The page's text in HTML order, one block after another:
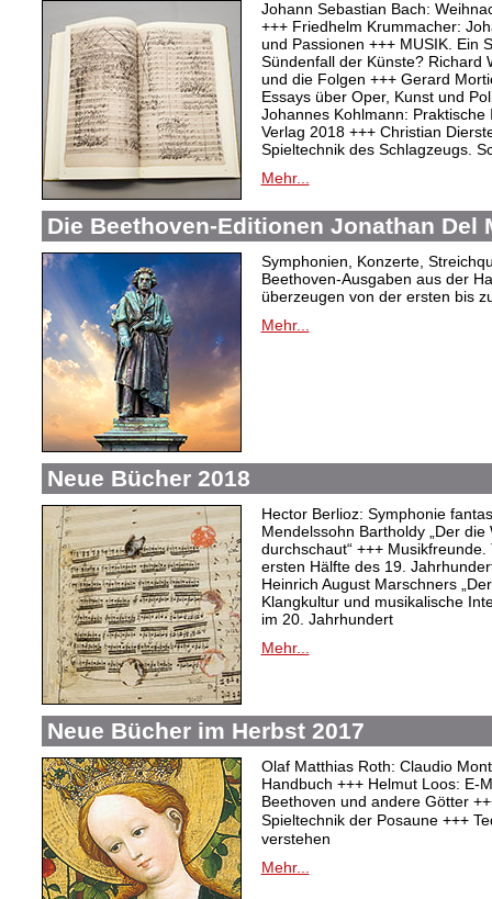
Johann Sebastian Bach:
+++ Friedhelm Krummacher:
und Passionen +++ MUSIK. Ein
Sündenfall der Künste? Richard
und die Folgen +++ Gerard
Essays über Oper, Kunst und
Johannes Kohlmann:
Verlag 2018 +++ Christian
Spieltechnik des Schlagzeugs.
Mehr...
Die Beethoven-Editionen Jonathan Del
Symphonien, Konzerte,
Beethoven-Ausgaben aus der
überzeugen von der ersten bis
Mehr...
Neue Bücher 2018
Hector Berlioz: Symphonie
Mendelssohn Bartholdy „Der
durchschaut“ +++
ersten Hälfte des 19.
Heinrich August Marschners
Klangkultur und musikalische
im 20. Jahrhundert
Mehr...
Neue Bücher im Herbst 2017
Olaf Matthias Roth: Claudio
Handbuch +++ Helmut Loos: E-
Beethoven und andere Götter
Spieltechnik der Posaune +++
verstehen
Mehr...